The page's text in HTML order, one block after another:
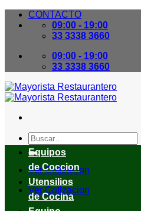
Skip
CONTACTO
09:00 - 19:00
33 3338 3660
09:00 - 19:00
33 3338 3660
Buscar
por:
Ver Cotizacion
Ver Cotizacion
Equipos
de Coccion
Utensilios
de Cocina